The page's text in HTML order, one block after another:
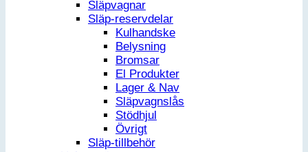
Släpvagnar
Släp-reservdelar
Kulhandske
Belysning
Bromsar
El Produkter
Lager & Nav
Släpvagnslås
Stödhjul
Övrigt
Släp-tillbehör